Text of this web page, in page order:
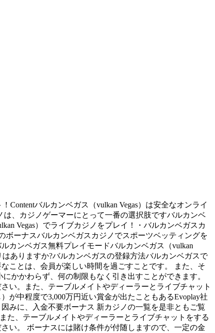
Contentバルカンベガス（vulkan Vegas）は安全なオンライ
、カジノゲーマーにとって一番の選択肢ですバルカンベ
Vegas）でライブカジノをプレイ！・バルカンベガスカ
ボーナスバルカンベガスカジノでスポーツベッティングを
カンベガス無料プレイモードバルカンベガス（vulkan
ありますか?バルカンベガスの登録方法バルカンベガスで
ことは、会員が楽しい時間を過ごすことです。 また、そ
かかわらず、何の制限もなく引き出すことができます。
い。また、テーブルメイトやディーラーとライブチャット
が中程度で3,000万円近い賞金が出たこともあるEvoplay社
みに、入金不要ボーナス 新カジノの一覧を是非ともご覧
た、テーブルメイトやディーラーとライブチャットをする
い。 ボーナスには賭け条件が付随しますので、一定の金